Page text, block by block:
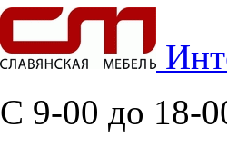
C 9-00 до 18-